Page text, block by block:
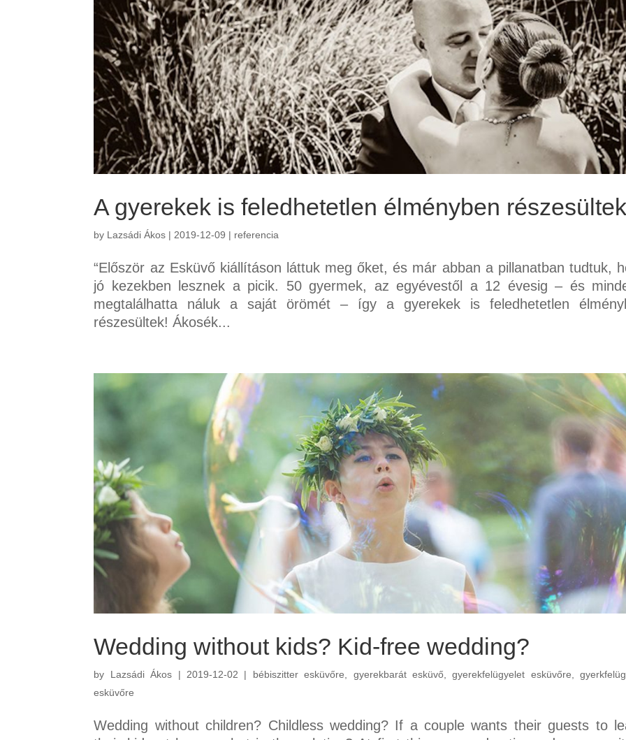
A gyerekek is feledhetetlen élményben
by Lazsádi Ákos | 2019-12-09 | referencia
“Először az Esküvő kiállításon láttuk meg őket, és már abban a pillanatban tudtuk,
jó kezekben lesznek a picik. 50 gyermek, az egyévestől a 12 évesig – és
megtalálhatta náluk a saját örömét – így a gyerekek is feledhetetlen
részesültek! Ákosék...
Wedding without kids? Kid-free wedding?
by Lazsádi Ákos | 2019-12-02 | bébiszitter esküvőre gyerekbarát esküvő,gyerekfelügyelet esküvőre ,
esküvőre
Wedding without children? Childless wedding? If a couple wants their guests to